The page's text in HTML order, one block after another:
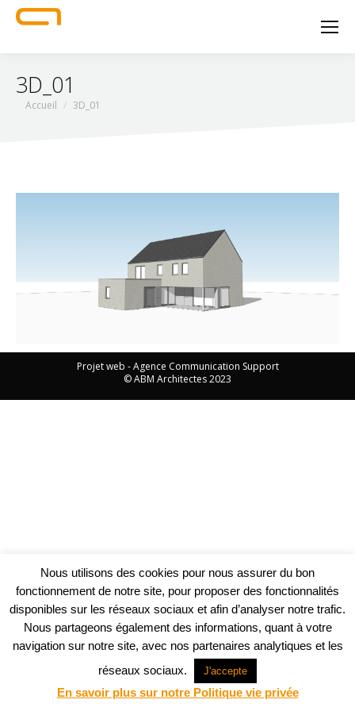
3D_01
Vous êtes ici :
Accueil 3D_01
Projet web -Agence Communication Support
© ABM Architectes 2023
Nous utilisons des cookies pour nous assurer du bon
fonctionnement de notre site, pour proposer des fonctionnalités
disponibles sur les réseaux sociaux et afin d’analyser notre trafic.
Nous partageons également des informations, quant à votre
navigation sur notre site, avec nos partenaires analytiques et les
réseaux sociaux.
J'accepte
En savoir plus sur notre Politique vie privée